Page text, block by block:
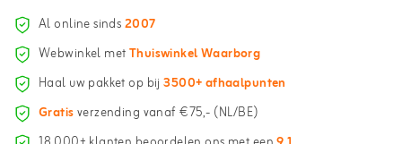
Al online sinds2007
Webwinkel metThuiswinkel Waarborg
Haal uw pakket op bij3500+ afhaalpunten
Gratisverzending vanaf €75,- (NL/BE)